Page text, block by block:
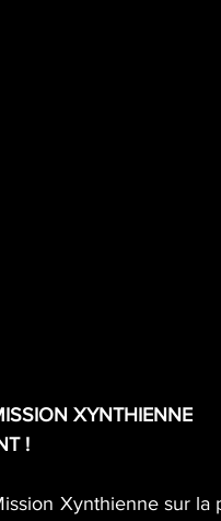
XYNTHIENNE
!
Xynthienne sur la